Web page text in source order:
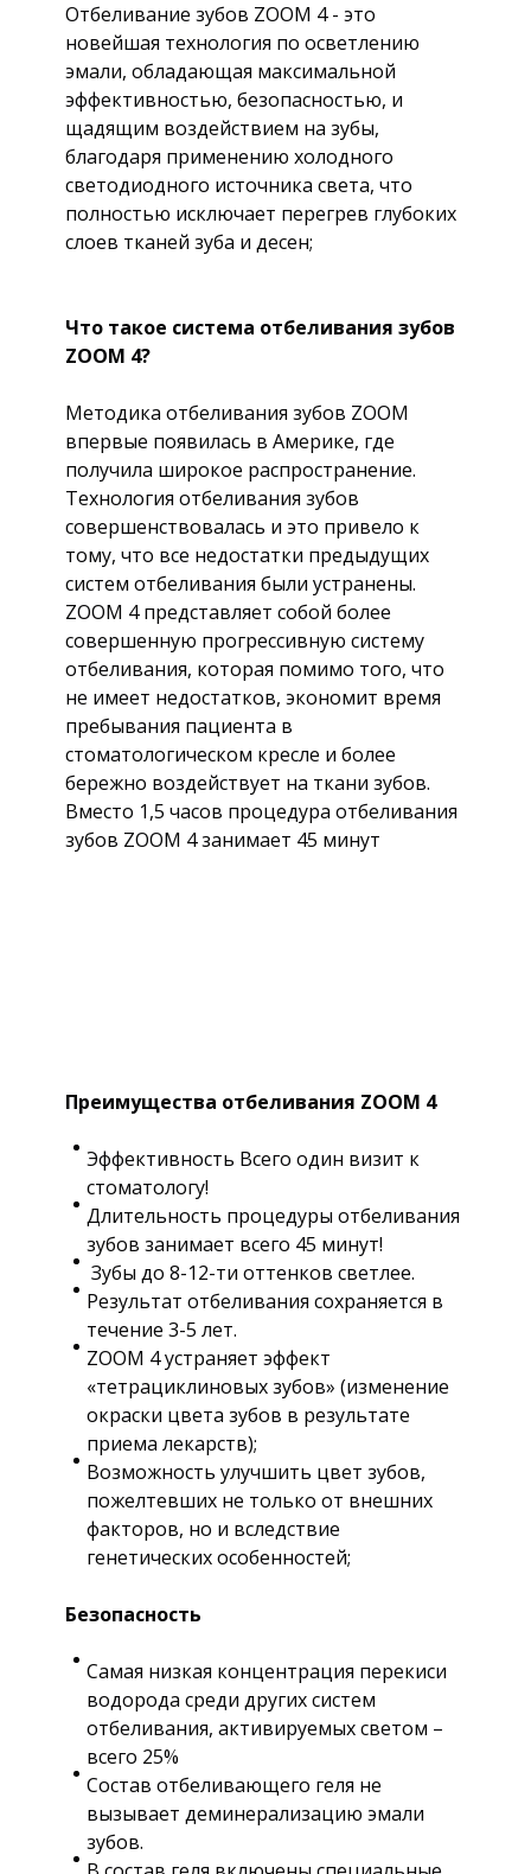
Отбеливание зубов ZOOM 4 - это
новейшая технология по осветлению
эмали, обладающая максимальной
эффективностью, безопасностью, и
щадящим воздействием на зубы,
благодаря применению холодного
светодиодного источника света, что
полностью исключает перегрев глубоких
слоев тканей зуба и десен;
Что такое система отбеливания зубов
ZOOM 4?
Методика отбеливания зубов ZOOM
впервые появилась в Америке, где
получила широкое распространение.
Технология отбеливания зубов
совершенствовалась и это привело к
тому, что все недостатки предыдущих
систем отбеливания были устранены.
ZOOM 4 представляет собой более
совершенную прогрессивную систему
отбеливания, которая помимо того, что
не имеет недостатков, экономит время
пребывания пациента в
стоматологическом кресле и более
бережно воздействует на ткани зубов.
Вместо 1,5 часов процедура отбеливания
зубов ZOOM 4 занимает 45 минут
Преимущества отбеливания ZOOM 4
Эффективность Всего один визит к
стоматологу!
Длительность процедуры отбеливания
зубов занимает всего 45 минут!
Зубы до 8-12-ти оттенков светлее.
Результат отбеливания сохраняется в
течение 3-5 лет.
ZOOM 4 устраняет эффект
«тетрациклиновых зубов» (изменение
окраски цвета зубов в результате
приема лекарств);
Возможность улучшить цвет зубов,
пожелтевших не только от внешних
факторов, но и вследствие
генетических особенностей;
Безопасность
Самая низкая концентрация перекиси
водорода среди других систем
отбеливания, активируемых светом –
всего 25%
Состав отбеливающего геля не
вызывает деминерализацию эмали
зубов.